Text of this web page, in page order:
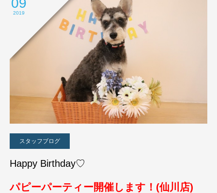
09
2019
スタッフブログ
Happy Birthday♡
パピーパーティー開催します！(仙川店)